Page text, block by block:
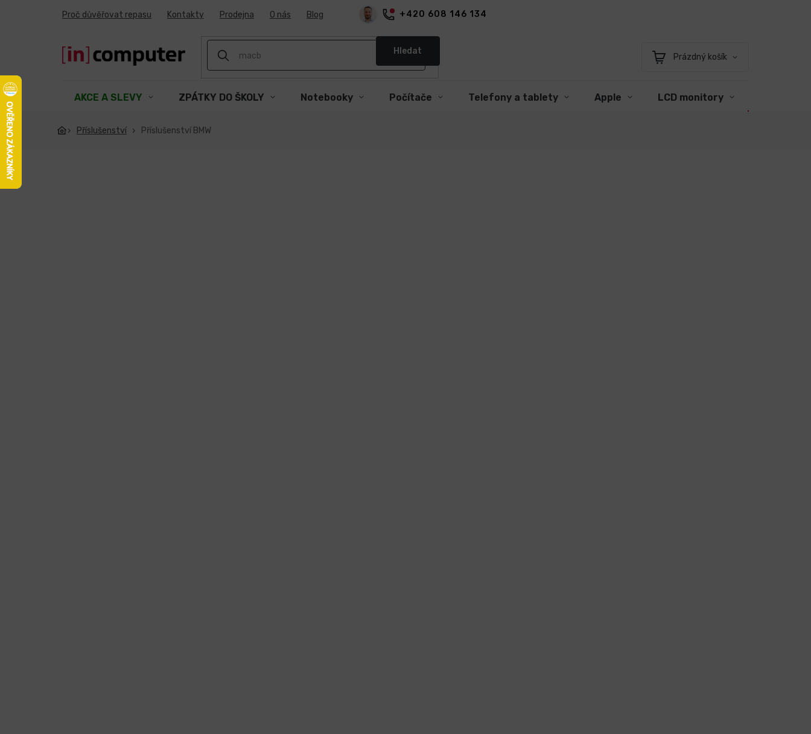
+420 608 146 134
Proč důvěřovat repasu Kontakty Prodejna O nás Blog
Hledat
Nákupní
Prázdný košík
AKCE A SLEVY ZPÁTKY DO ŠKOLY Notebooky Počítače Telefony a tablety Apple LCD monitory
Příslušenství Příslušenství BMW